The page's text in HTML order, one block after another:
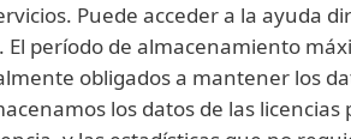
Puede acceder a la ayuda
período de almacenamiento
obligados a mantener los
los datos de las